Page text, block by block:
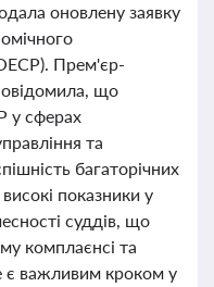
оновлену заявку
Прем'єр-
що
у сферах
та
багаторічних
показники у
суддів, що
комплаєнсі та
є важливим кроком у